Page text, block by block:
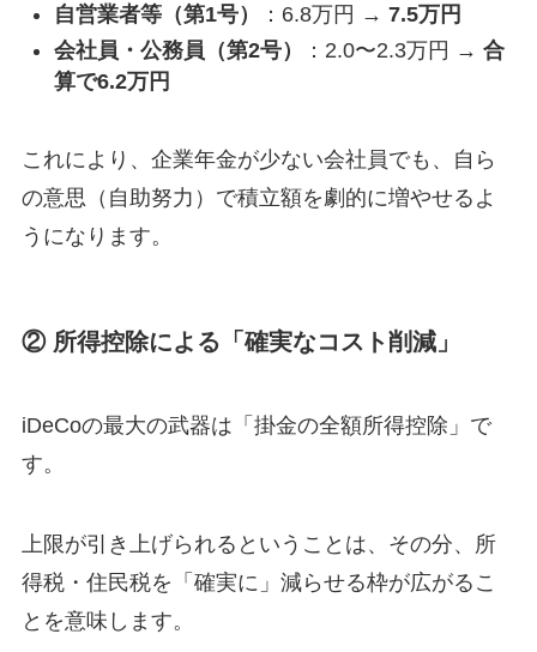
自営業者等（第1号） ：6.8万円 → 7.5万円
会社員・公務員（第2号）
：2.0〜2.3万円 → 合
算で6.2万円
これにより、企業年金が少ない会社員でも、自ら
の意思（自助努力）で積立額を劇的に増やせるよ
うになります。
② 所得控除による「確実なコスト削減」
iDeCoの最大の武器は「掛金の全額所得控除」で
す。
上限が引き上げられるということは、その分、所
得税・住民税を「確実に」減らせる枠が広がるこ
とを意味します。